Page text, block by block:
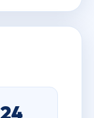
24